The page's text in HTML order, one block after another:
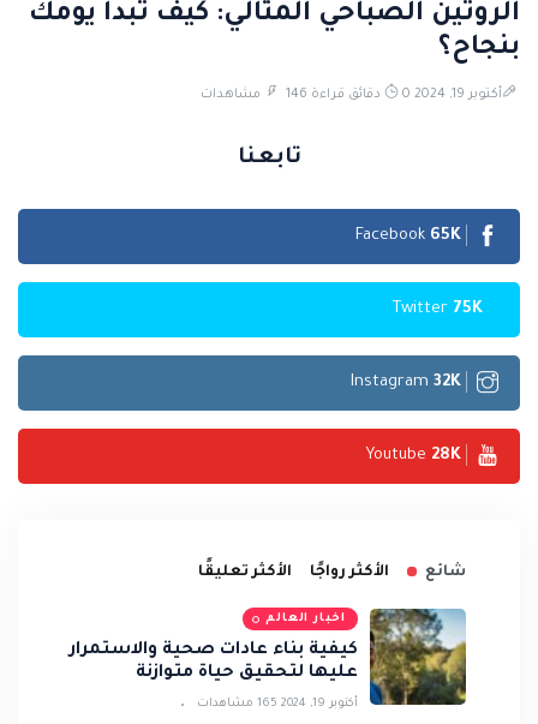
الروتين الصباحي المثالي: كيف تبدأ يومك
بنجاح؟
أكتوبر 19, 2024 0 دقائق قراءة 146 مشاهدات
تابعنا
Facebook 65K
Twitter 75K
Instagram 32K
Youtube 28K
شائع الأكثر رواجًا الأكثر تعليقًا
اخبار العالم
كيفية بناء عادات صحية والاستمرار
عليها لتحقيق حياة متوازنة
أكتوبر 19, 2024 165 مشاهدات